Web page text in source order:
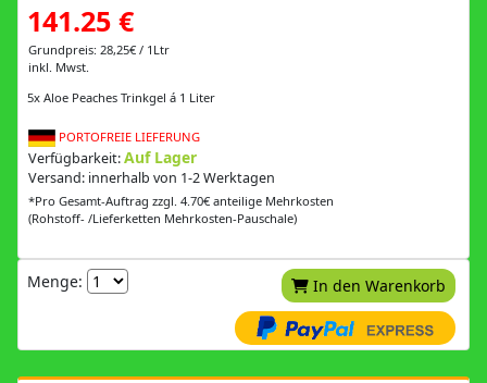
141.25 €
Grundpreis: 28,25€ / 1Ltr
inkl. Mwst.
5x Aloe Peaches Trinkgel á 1 Liter
PORTOFREIE LIEFERUNG
Verfügbarkeit:Auf Lager
Versand: innerhalb von 1-2 Werktagen
*Pro Gesamt-Auftrag zzgl. 4.70€ anteilige Mehrkosten
(Rohstoff- /Lieferketten Mehrkosten-Pauschale)
Menge: In den Warenkorb